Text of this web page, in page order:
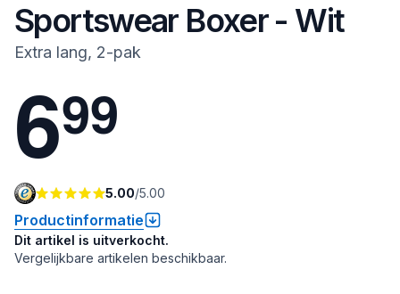
Sportswear Boxer - Wit
Extra lang, 2-pak
699
5.00/5.00
Productinformatie
Dit artikel is uitverkocht.
Vergelijkbare artikelen beschikbaar.